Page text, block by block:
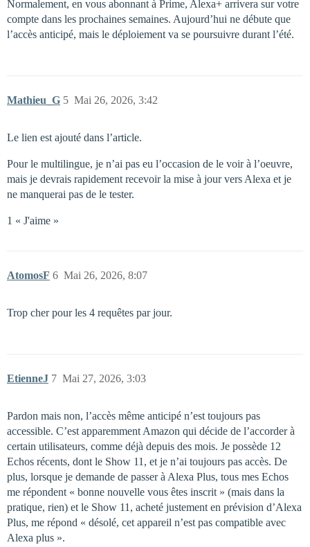
Normalement, en vous abonnant à Prime, Alexa+ arrivera sur votre
compte dans les prochaines semaines. Aujourd’hui ne débute que
l’accès anticipé, mais le déploiement va se poursuivre durant l’été.
Mathieu_G Mai 26, 2026, 3:42
5
Le lien est ajouté dans l’article.
Pour le multilingue, je n’ai pas eu l’occasion de le voir à l’oeuvre,
mais je devrais rapidement recevoir la mise à jour vers Alexa et je
ne manquerai pas de le tester.
1 « J'aime »
AtomosF Mai 26, 2026, 8:07
6
Trop cher pour les 4 requêtes par jour.
EtienneJ Mai 27, 2026, 3:03
7
Pardon mais non, l’accès même anticipé n’est toujours pas
accessible. C’est apparemment Amazon qui décide de l’accorder à
certain utilisateurs, comme déjà depuis des mois. Je possède 12
Echos récents, dont le Show 11, et je n’ai toujours pas accès. De
plus, lorsque je demande de passer à Alexa Plus, tous mes Echos
me répondent « bonne nouvelle vous êtes inscrit » (mais dans la
pratique, rien) et le Show 11, acheté justement en prévision d’Alexa
Plus, me répond « désolé, cet appareil n’est pas compatible avec
Alexa plus ».